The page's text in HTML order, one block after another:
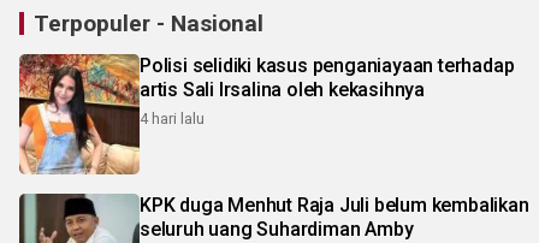
Terpopuler - Nasional
Polisi selidiki kasus penganiayaan terhadap
artis Sali Irsalina oleh kekasihnya
4 hari lalu
KPK duga Menhut Raja Juli belum kembalikan
seluruh uang Suhardiman Amby